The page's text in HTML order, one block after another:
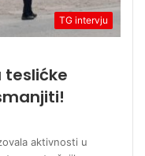
TG intervju
teslićke
aktivnosti u